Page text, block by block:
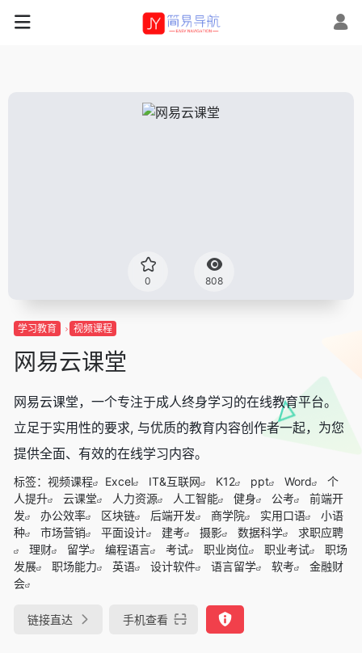
0 808
学习教育 视频课程
网易云课堂
网易云课堂，一个专注于成人终身学习的在线教育平台。
立足于实用性的要求, 与优质的教育内容创作者一起，为您
提供全面、有效的在线学习内容。
标签： 视频课程 Excel IT&互联网 K12 ppt Word
个
人提升
云课堂 人力资源 人工智能 健身 公考
前端开
发
办公效率 区块链 后端开发 商学院 实用口语
小语
种
市场营销 平面设计 建考 摄影 数据科学
求职应聘
理财
留学 编程语言 考试 职业岗位 职业考试
职场
发展
职场能力 英语 设计软件 语言留学 软考
金融财
会
链接直达 手机查看